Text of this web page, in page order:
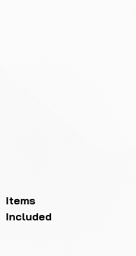
Items
Included